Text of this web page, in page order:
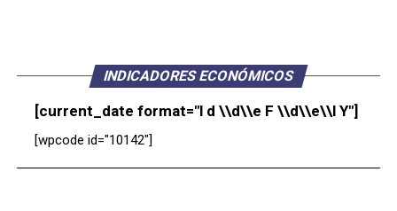
INDICADORES ECONÓMICOS
[current_date format="l d \\d\\e F \\d\\e\\l Y"]
[wpcode id="10142"]